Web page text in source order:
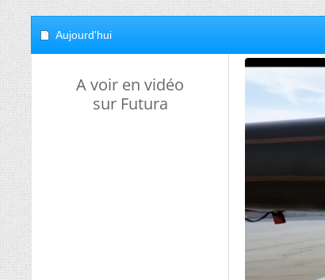
Aujourd'hui
A voir en vidéo
sur Futura